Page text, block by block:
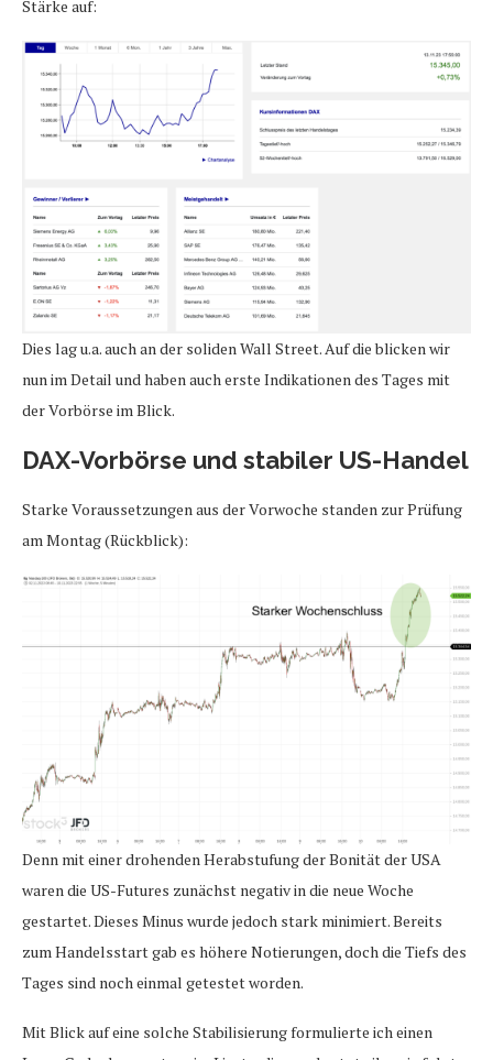
Stärke auf:
Dies lag u.a. auch an der soliden Wall Street. Auf die blicken wir
nun im Detail und haben auch erste Indikationen des Tages mit
der Vorbörse im Blick.
DAX-Vorbörse und stabiler US-Handel
Starke Voraussetzungen aus der Vorwoche standen zur Prüfung
am Montag (Rückblick):
Denn mit einer drohenden Herabstufung der Bonität der USA
waren die US-Futures zunächst negativ in die neue Woche
gestartet. Dieses Minus wurde jedoch stark minimiert. Bereits
zum Handelsstart gab es höhere Notierungen, doch die Tiefs des
Tages sind noch einmal getestet worden.
Mit Blick auf eine solche Stabilisierung formulierte ich einen